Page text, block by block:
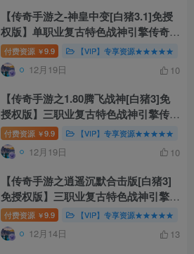
【传奇手游之-神皇中变[白猪3.1]免授
权版】单职业复古特色战神引擎传奇手
游-最新打包Win服务端源码视频架设
教程
付费资源 ￥9.9 【VIP】专享资源★★★★★
12月19日 10
【传奇手游之1.80腾飞战神[白猪3]免
授权版】三职业复古特色战神引擎传奇
手游-最新打包Win服务端源码视频架
设教程-旧复古+特色活动-新版GM多功
能网页授权物品后台-GM直冲网页后
台-安卓苹果IOS双端版本！
付费资源 ￥9.9 【VIP】专享资源★★★★★
12月19日 10
【传奇手游之逍遥沉默合击版[白猪3]
免授权版】三职业复古特色战神引擎传
奇手游-最新打包Win服务端源码视频
架设教程！
付费资源 ￥9.9 【VIP】专享资源★★★★★
12月14日 13